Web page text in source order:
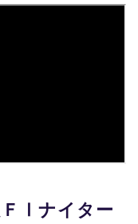
ＦⅠナイター